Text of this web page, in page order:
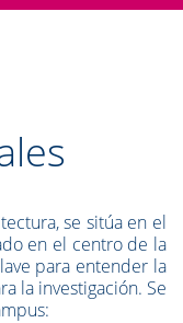
se sitúa en el
en el centro de la
para entender la
la investigación. Se